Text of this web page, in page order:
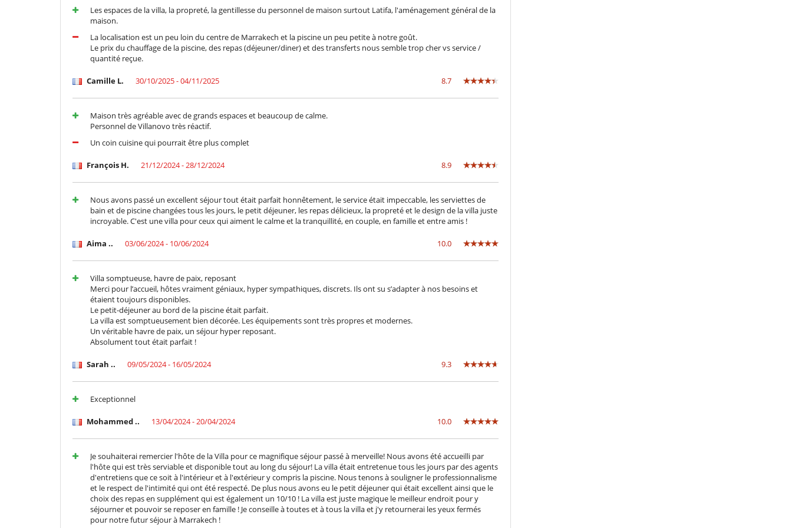
Les espaces de la villa, la propreté, la gentillesse du personnel de maison surtout Latifa, l'aménagement général de la
maison.
La localisation est un peu loin du centre de Marrakech et la piscine un peu petite à notre goût.
Le prix du chauffage de la piscine, des repas (déjeuner/diner) et des transferts nous semble trop cher vs service /
quantité reçue.
Camille L. 30/10/2025 - 04/11/2025 8.7
Maison très agréable avec de grands espaces et beaucoup de calme.
Personnel de Villanovo très réactif.
Un coin cuisine qui pourrait être plus complet
François H. 21/12/2024 - 28/12/2024 8.9
Nous avons passé un excellent séjour tout était parfait honnêtement, le service était impeccable, les serviettes de
bain et de piscine changées tous les jours, le petit déjeuner, les repas délicieux, la propreté et le design de la villa juste
incroyable. C'est une villa pour ceux qui aiment le calme et la tranquillité, en couple, en famille et entre amis !
Aima .. 03/06/2024 - 10/06/2024 10.0
Villa somptueuse, havre de paix, reposant
Merci pour l’accueil, hôtes vraiment géniaux, hyper sympathiques, discrets. Ils ont su s’adapter à nos besoins et
étaient toujours disponibles.
Le petit-déjeuner au bord de la piscine était parfait.
La villa est somptueusement bien décorée. Les équipements sont très propres et modernes.
Un véritable havre de paix, un séjour hyper reposant.
Absolument tout était parfait !
Sarah .. 09/05/2024 - 16/05/2024 9.3
Exceptionnel
Mohammed .. 13/04/2024 - 20/04/2024 10.0
Je souhaiterai remercier l'hôte de la Villa pour ce magnifique séjour passé à merveille! Nous avons été accueilli par
l'hôte qui est très serviable et disponible tout au long du séjour! La villa était entretenue tous les jours par des agents
d'entretiens que ce soit à l'intérieur et à l'extérieur y compris la piscine. Nous tenons à souligner le professionnalisme
et le respect de l'intimité qui ont été respecté. De plus nous avons eu le petit déjeuner qui était excellent ainsi que le
choix des repas en supplément qui est également un 10/10 ! La villa est juste magique le meilleur endroit pour y
séjourner et pouvoir se reposer en famille ! Je conseille à toutes et à tous la villa et j'y retournerai les yeux fermés
pour notre futur séjour à Marrakech !